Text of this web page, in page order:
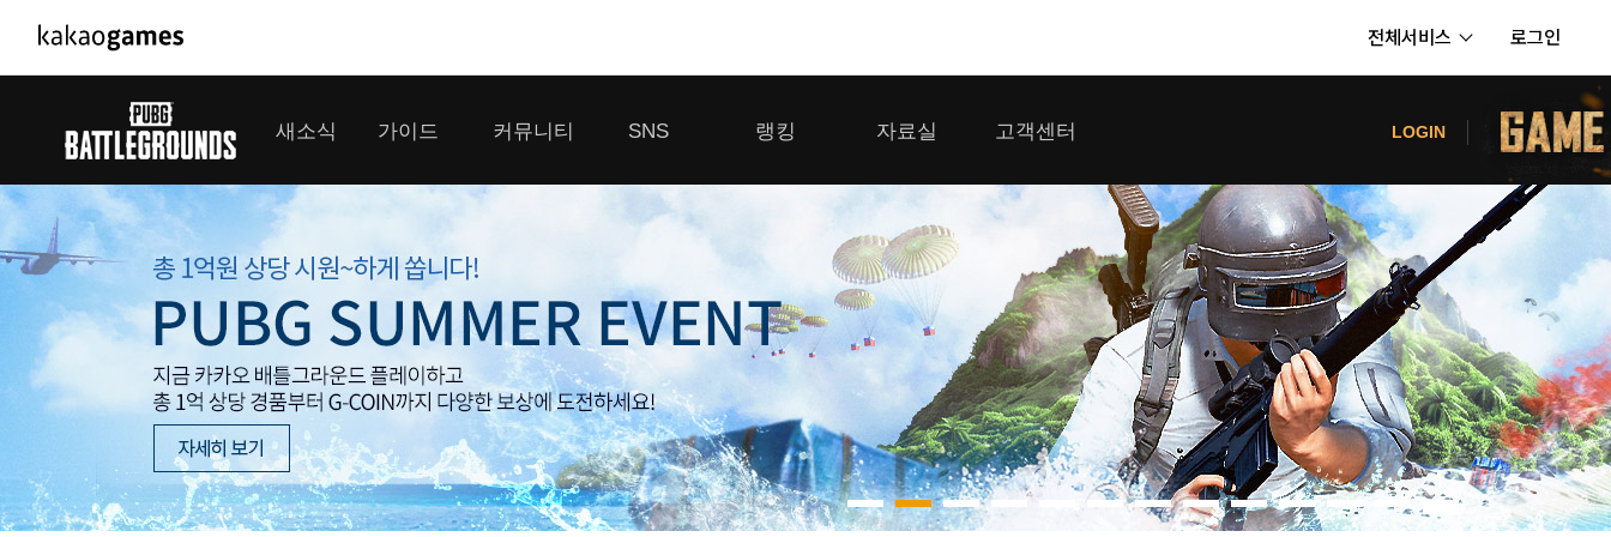
전체서비스 로그인
PC/모바일게임
도깨비의세계
오딘: 발할라 라이징
아키에이지 워
아레스 : 라이즈 오브 가디언즈
배틀그라운드
패스 오브 엑자일
우마무스메 프리티 더비
가디언 테일즈
프린세스 커넥트 Re:Dive
프렌즈팝콘
내정보
보안센터
고객센터
공지사항
카카오게임즈 PC방
게임코인
게임시간선택제
새소식
공지사항
GM소식
이벤트
업데이트
대회소식
가이드
게임 가이드
커뮤니티
미디어 게시판
클랜 라운지
모집 게시판
SNS
톡채널
랭킹
클랜 생존 리더보드
내 전적 히스토리
자료실
다운로드
고객센터
이용제한 이의신청
보안센터
LOGIN